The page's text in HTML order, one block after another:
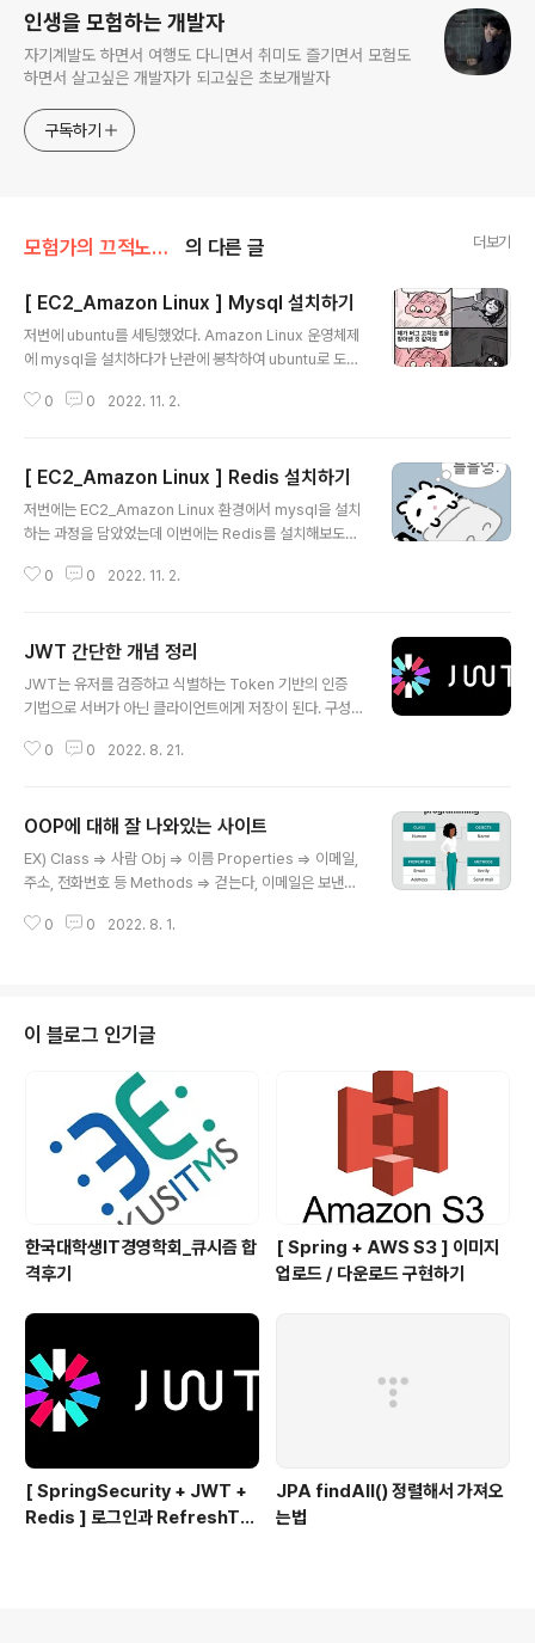
인생을 모험하는 개발자
자기계발도 하면서 여행도 다니면서 취미도 즐기면서 모험도
하면서 살고싶은 개발자가 되고싶은 초보개발자
구독하기
모험가의 끄적노트/Study 의 다른 글 더보기
[ EC2_Amazon Linux ] Mysql 설치하기
저번에 ubuntu를 세팅했었다. Amazon Linux 운영체제
에 mysql을 설치하다가 난관에 봉착하여 ubuntu로 도망
ux 인스턴스를 생성해서 도전에 나섰다. 추후 Redis 설치
보도록 하겠다. 아래 진행사항들은 ssh로 생성한 EC2 인
스턴스 접속을 한 이후에 진행되는 것 이다. $ sudo yum
update -y $ sudo yum localinstall -y https://dev.
l7-11.noarch.rpm $ sudo yum install -y m..
0 0 2022. 11. 2.
[ EC2_Amazon Linux ] Redis 설치하기
저번에는 EC2_Amazon Linux 환경에서 mysql을 설치
하는 과정을 담았었는데 이번에는 Redis를 설치해보도록
을 것 이다. 그럼 시작 ! 1. $ sudo yum update -y $ su
ttp://download.redis.io/releases/redis-6.2.5.tar.
gz // redis 설치 $ tar xzf redis-6.2.5.tar.gz // 압축
해제 $ cd redis-6.2.5 // 압축 해제 된 폴더로 이동 $ m
0 0 2022. 11. 2.
JWT 간단한 개념 정리
JWT는 유저를 검증하고 식별하는 Token 기반의 인증
기법으로 서버가 아닌 클라이언트에게 저장이 된다. 구성
되어 있으며 RFC7519로 지정되어있다. 헤더는 시그니처
될 정보에 대한 내용을 담고있다. 시그니처는 토큰의 유효
성 검증을 위한 문자열, 토큰이 유효한 토큰인지 검증할 수
있으며 이는 Bast64 Url-asfe Encode 이후 Header
어서 시스템 수평 확장 유리, 데이터 스토어에 대한 의존성
0 0 2022. 8. 21.
OOP에 대해 잘 나와있는 사이트
EX) Class => 사람 Obj => 이름 Properties => 이메일,
주소, 전화번호 등 Methods => 걷는다, 이메일은 보낸다,
ming (OOP)? Learn what object-oriented progra
0 0 2022. 8. 1.
이 블로그 인기글
한국대학생IT경영학회_큐시즘 합
격후기
[ Spring + AWS S3 ] 이미지
업로드 / 다운로드 구현하기
[ SpringSecurity + JWT +
Redis ] 로그인과 RefreshTo
JPA findAll() 정렬해서 가져오
는법